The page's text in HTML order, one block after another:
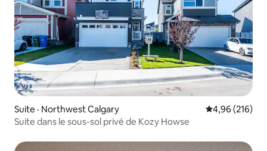
Suite · Northwest Calgary Note
4,96 (216)
Suite dans le sous-sol privé de Kozy Howse